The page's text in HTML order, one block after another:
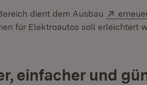
dient dem Ausbau Extern:
für Elektroautos soll erleichtert
einfacher und